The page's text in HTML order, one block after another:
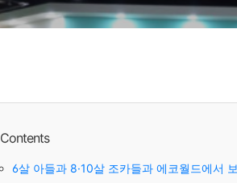
Contents
6살 아들과 8·10살 조카들과 에코월드에서